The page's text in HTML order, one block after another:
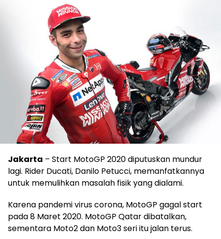
Jakarta – Start MotoGP 2020 diputuskan mundur
lagi. Rider Ducati, Danilo Petucci, memanfatkannya
untuk memulihkan masalah fisik yang dialami.
Karena pandemi virus corona, MotoGP gagal start
pada 8 Maret 2020. MotoGP Qatar dibatalkan,
sementara Moto2 dan Moto3 seri itu jalan terus.